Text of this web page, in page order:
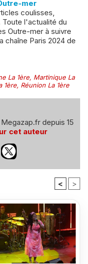
mer
coulisses,
l'actualité du
Outre-mer à suivre
chaîne Paris 2024 de
La 1ère, Martinique La
1ère, Réunion La 1ère
depuis 15
cet auteur
< >